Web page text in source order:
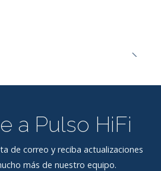
a Pulso HiFi
de correo y reciba actualizaciones
más de nuestro equipo.